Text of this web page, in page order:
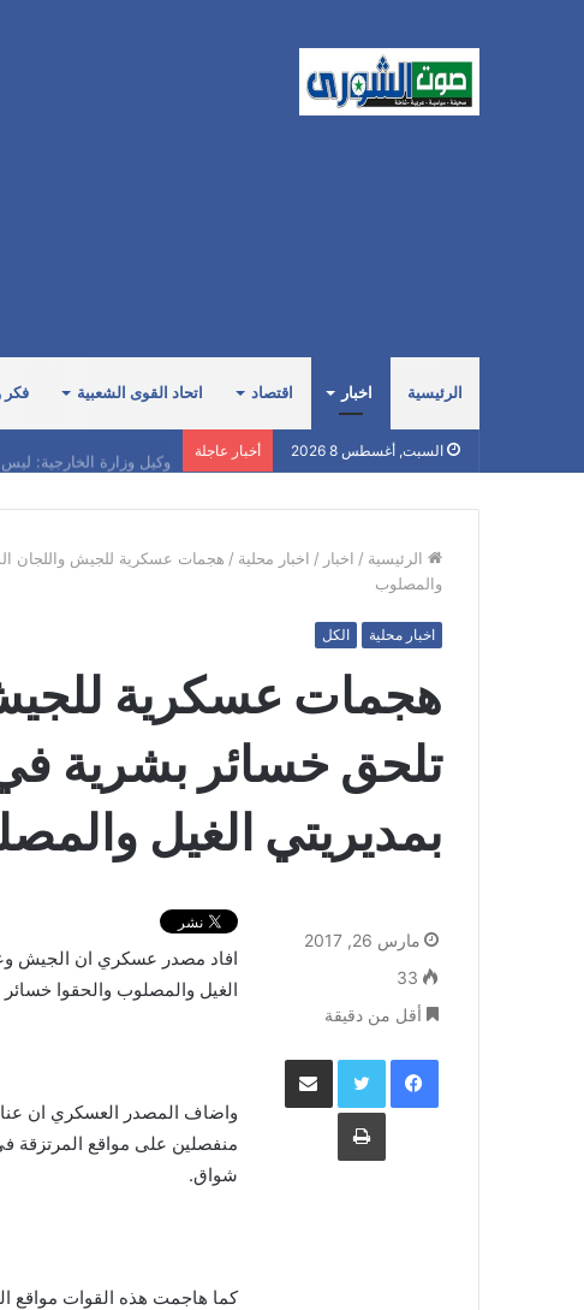
الرئيسية اخبار اقتصاد اتحاد القوى الشعبية فكر
السبت, أغسطس 8 2026 أخبار عاجلة وكيل وزارة الخارجية:
الرئيسية / اخبار / اخبار محلية / هجمات عسكرية للجيش واللجان
والمصلوب
اخبار محلية الكل
هجمات عسكرية
تلحق خسائر بشرية
بمديريتي الغيل
افاد مصدر عسكري ان الجيش
الغيل والمصلوب والحقوا
واضاف المصدر العسكري ان
منفصلين على مواقع المرتزقة
شواق.
كما هاجمت هذه القوات مواقع
مارس 26, 2017
33
أقل من دقيقة
فيسبوك تويتر
طباعة